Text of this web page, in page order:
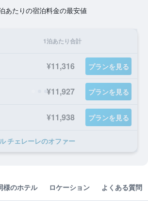
あたりの宿泊料金の最安値
1泊あたり合計
¥11,316 プランを見る
¥11,927 プランを見る
¥11,938 プランを見る
チェレーレのオファー
様のホテル ロケーション よくある質問